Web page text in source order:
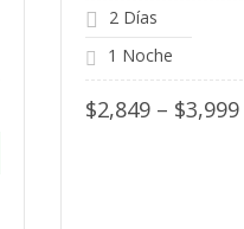
2 Días
1 Noche
$2,849 – $3,999